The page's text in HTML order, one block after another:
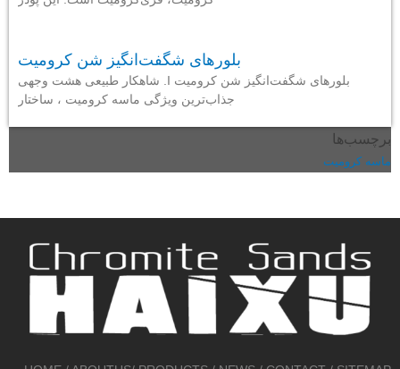
بلورهای شگفت‌انگیز شن کرومیت
بلورهای شگفت‌انگیز شن کرومیت I. شاهکار طبیعی هشت وجهی
جذاب‌ترین ویژگی ماسه کرومیت ، ساختار
برچسب‌ها
ماسه کرومیت